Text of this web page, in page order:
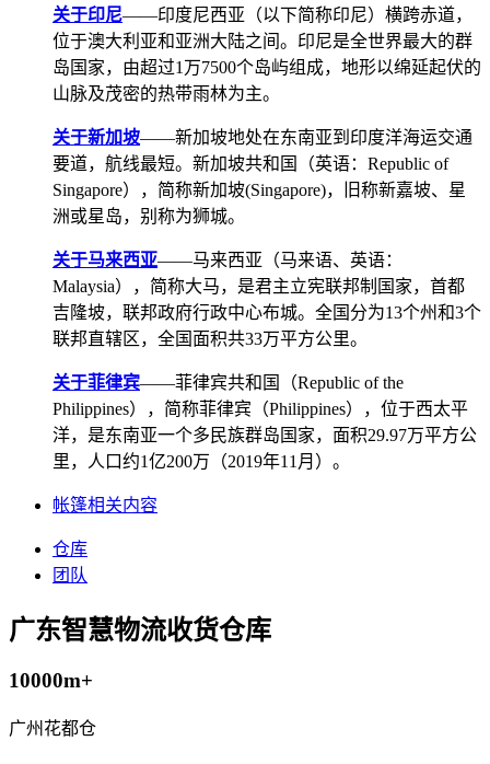
关于印尼——印度尼西亚（以下简称印尼）横跨赤道，
位于澳大利亚和亚洲大陆之间。印尼是全世界最大的群
岛国家，由超过1万7500个岛屿组成，地形以绵延起伏的
山脉及茂密的热带雨林为主。
关于新加坡——新加坡地处在东南亚到印度洋海运交通
要道，航线最短。新加坡共和国（英语：Republic of
Singapore），简称新加坡(Singapore)，旧称新嘉坡、星
洲或星岛，别称为狮城。
关于马来西亚——马来西亚（马来语、英语：
Malaysia），简称大马，是君主立宪联邦制国家，首都
吉隆坡，联邦政府行政中心布城。全国分为13个州和3个
联邦直辖区，全国面积共33万平方公里。
关于菲律宾——菲律宾共和国（Republic of the
Philippines），简称菲律宾（Philippines），位于西太平
洋，是东南亚一个多民族群岛国家，面积29.97万平方公
里，人口约1亿200万（2019年11月）。
帐篷相关内容
仓库
团队
广东智慧物流收货仓库
10000m+
广州花都仓